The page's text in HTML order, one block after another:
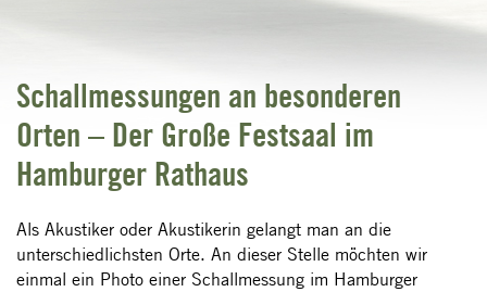
Schallmessungen an besonderen
Orten – Der Große Festsaal im
Hamburger Rathaus
Als Akustiker oder Akustikerin gelangt man an die
unterschiedlichsten Orte. An dieser Stelle möchten wir
einmal ein Photo einer Schallmessung im Hamburger